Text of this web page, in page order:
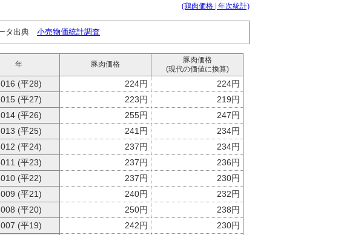
(鶏肉価格 | 年次統計)
タ出典 小売物価統計調査
年 豚肉価格
豚肉価格
(現代の価値に換算)
(平28) 224円
224円
(平27)
223円
219円
(平26)
255円
247円
(平25)
241円
234円
(平24)
237円
234円
(平23)
237円
236円
(平22)
237円
230円
(平21)
240円
232円
(平20)
250円
238円
(平19)
242円
230円